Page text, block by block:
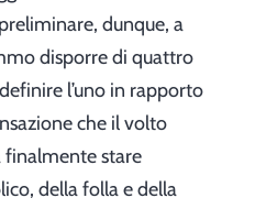
dunque, a
disporre di quattro
l’uno in rapporto
che il volto
finalmente stare
della folla e della